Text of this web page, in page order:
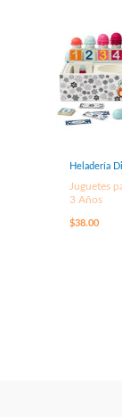
Heladería
Juguetes
3 Años
$38.00